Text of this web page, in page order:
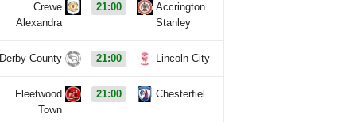
Crewe
Alexandra
21:00
Accrington
Stanley
Derby County 21:00 Lincoln City
Fleetwood
Town
21:00 Chesterfiel